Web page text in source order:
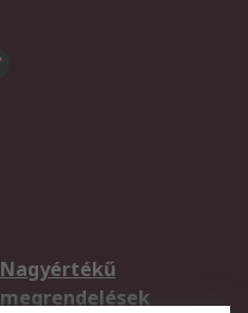
Nagyértékű
megrendelések